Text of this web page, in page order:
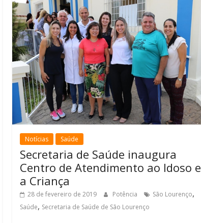
Notícias Saúde
Secretaria de Saúde inaugura
Centro de Atendimento ao Idoso e
a Criança
28 de fevereiro de 2019 Potência São Lourenço,
Saúde, Secretaria de Saúde de São Lourenço